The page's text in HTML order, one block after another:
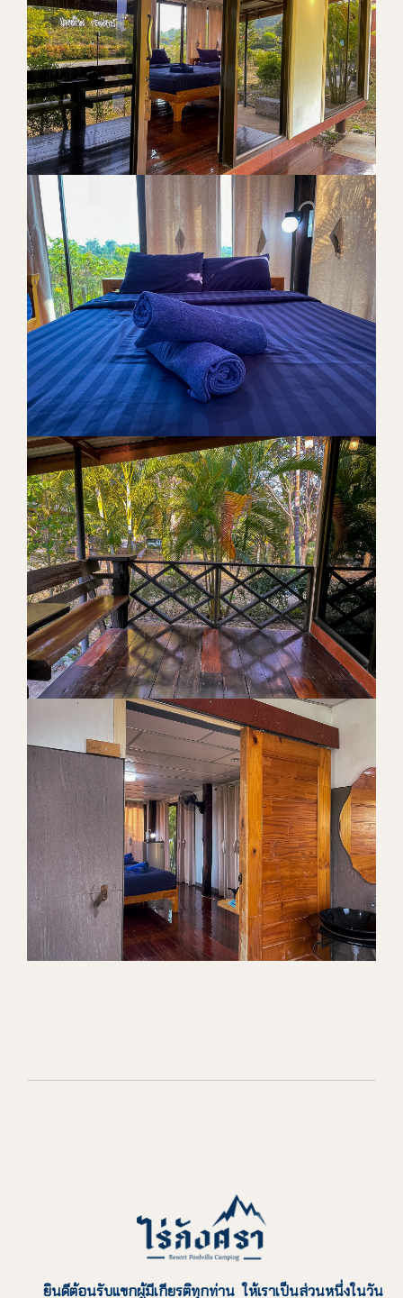
ยินดีต้อนรับแขกผู้มีเกียรติทุกท่าน ให้เราเป็นส่วนหนึ่งในวัน